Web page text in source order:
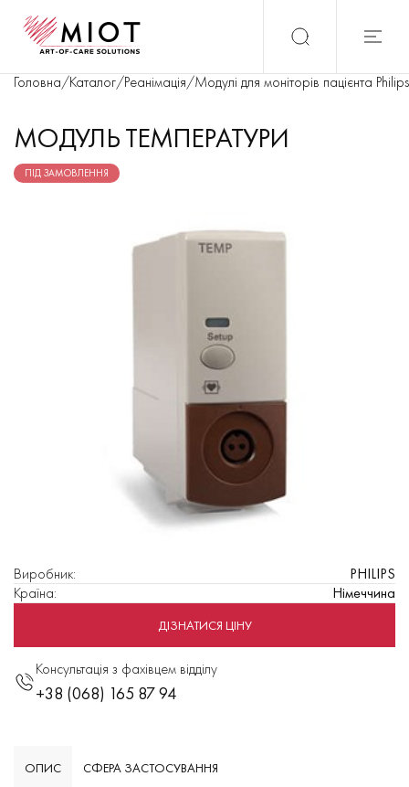
Головна/Каталог/Реанімація/Модулі для моніторів пацієнта Philips
МОДУЛЬ ТЕМПЕРАТУРИ
ПІД ЗАМОВЛЕННЯ
ДІЗНАТИСЯ ЦІНУ
Консультація з фахівцем відділу
+38 (068) 165 87 94
Виробник:
PHILIPS
Країна: Німеччина
ОПИС СФЕРА ЗАСТОСУВАННЯ